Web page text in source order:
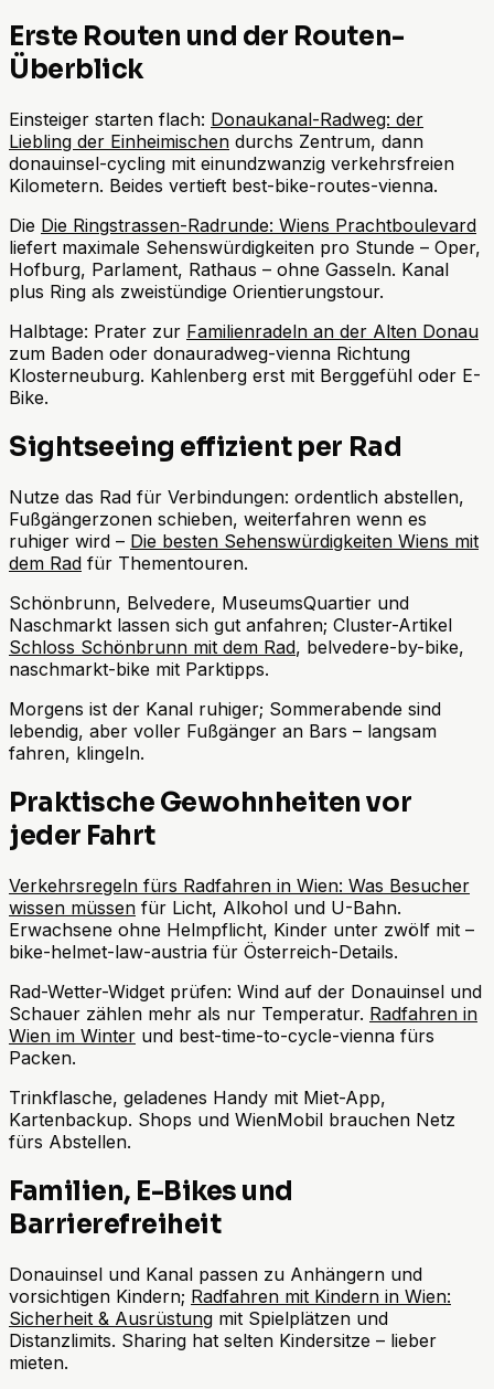
Erste Routen und der Routen-
Überblick
Einsteiger starten flach: Donaukanal-Radweg: der
Liebling der Einheimischen durchs Zentrum, dann
donauinsel-cycling mit einundzwanzig verkehrsfreien
Kilometern. Beides vertieft best-bike-routes-vienna.
Die Die Ringstrassen-Radrunde: Wiens Prachtboulevard
liefert maximale Sehenswürdigkeiten pro Stunde – Oper,
Hofburg, Parlament, Rathaus – ohne Gasseln. Kanal
plus Ring als zweistündige Orientierungstour.
Halbtage: Prater zur Familienradeln an der Alten Donau
zum Baden oder donauradweg-vienna Richtung
Klosterneuburg. Kahlenberg erst mit Berggefühl oder E-
Bike.
Sightseeing effizient per Rad
Nutze das Rad für Verbindungen: ordentlich abstellen,
Fußgängerzonen schieben, weiterfahren wenn es
ruhiger wird – Die besten Sehenswürdigkeiten Wiens mit
dem Rad für Thementouren.
Schönbrunn, Belvedere, MuseumsQuartier und
Naschmarkt lassen sich gut anfahren; Cluster-Artikel
Schloss Schönbrunn mit dem Rad, belvedere-by-bike,
naschmarkt-bike mit Parktipps.
Morgens ist der Kanal ruhiger; Sommerabende sind
lebendig, aber voller Fußgänger an Bars – langsam
fahren, klingeln.
Praktische Gewohnheiten vor
jeder Fahrt
Verkehrsregeln fürs Radfahren in Wien: Was Besucher
wissen müssen für Licht, Alkohol und U-Bahn.
Erwachsene ohne Helmpflicht, Kinder unter zwölf mit –
bike-helmet-law-austria für Österreich-Details.
Rad-Wetter-Widget prüfen: Wind auf der Donauinsel und
Schauer zählen mehr als nur Temperatur. Radfahren in
Wien im Winter und best-time-to-cycle-vienna fürs
Packen.
Trinkflasche, geladenes Handy mit Miet-App,
Kartenbackup. Shops und WienMobil brauchen Netz
fürs Abstellen.
Familien, E-Bikes und
Barrierefreiheit
Donauinsel und Kanal passen zu Anhängern und
vorsichtigen Kindern; Radfahren mit Kindern in Wien:
Sicherheit & Ausrüstung mit Spielplätzen und
Distanzlimits. Sharing hat selten Kindersitze – lieber
mieten.